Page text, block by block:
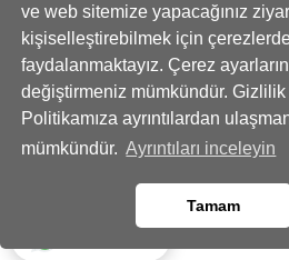
ve web sitemize yapacağınız
kişiselleştirebilmek için
faydalanmaktayız. Çerez
değiştirmeniz mümkündür.
Politikamıza ayrıntılardan
mümkündür. Ayrıntıları inceleyin
Tamam